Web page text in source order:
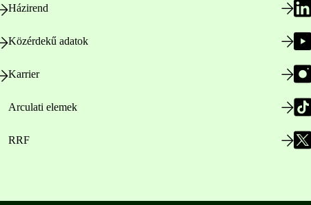
Házirend
Közérdekű adatok
Karrier
Arculati elemek
RRF